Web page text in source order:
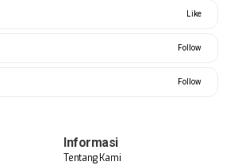
Like
Follow
Follow
Informasi
Tentang Kami